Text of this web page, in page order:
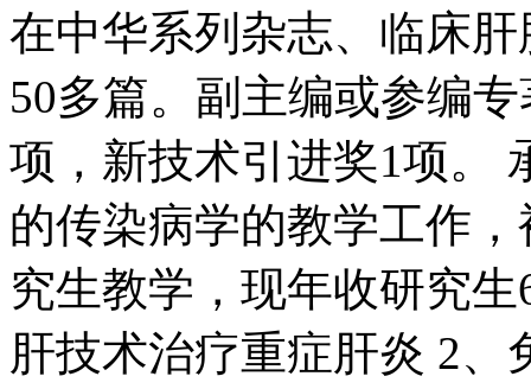
在中华系列杂志、临床
50多篇。副主编或参编
项，新技术引进奖1项。
的传染病学的教学工作
究生教学，现年收研究
肝技术治疗重症肝炎 2